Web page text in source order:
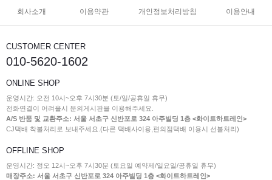
회사소개 이용약관 개인정보처리방침 이용안내
CUSTOMER CENTER
010-5620-1602
ONLINE SHOP
운영시간: 오전 10시~오후 7시30분 (토/일/공휴일 휴무)
전화연결이 어려울시 문의게시판을 이용해주세요.
A/S 반품 및 교환주소: 서울 서초구 신반포로 324 아주빌딩 1층 <화이트하트레인>
CJ택배 착불처리로 보내주세요.(다른 택배사이용,편의점택배 이용시 선불처리)
OFFLINE SHOP
운영시간: 정오 12시~오후 7시30분 (토요일 예약제/일요일/공휴일 휴무)
매장주소: 서울 서초구 신반포로 324 아주빌딩 1층 <화이트하트레인>